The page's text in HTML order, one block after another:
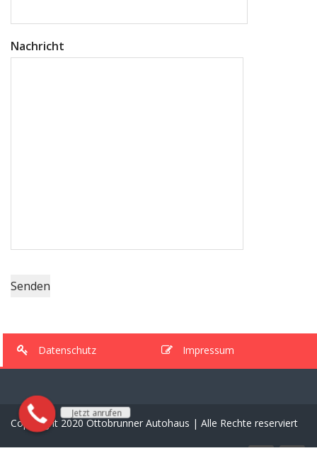
Nachricht
Datenschutz Impressum
Copryright 2020 Ottobrunner Autohaus | Alle Rechte reserviert
Jetzt anrufen